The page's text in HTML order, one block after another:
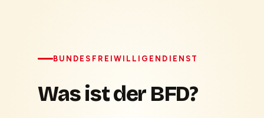
BUNDESFREIWILLIGENDIENST
Was ist der BFD?